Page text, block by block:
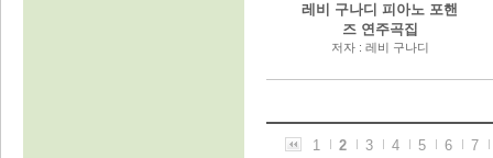
레비 구나디 피아노 포핸
즈 연주곡집
저자 : 레비 구나디
1 2 3 4 5 6 7